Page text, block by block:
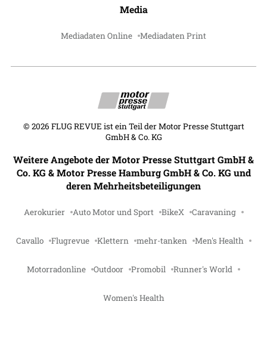
Media
Mediadaten Online Mediadaten Print
© 2026 FLUG REVUE ist ein Teil der Motor Presse Stuttgart
GmbH & Co. KG
Weitere Angebote der Motor Presse Stuttgart GmbH &
Co. KG & Motor Presse Hamburg GmbH & Co. KG und
deren Mehrheitsbeteiligungen
Aerokurier Auto Motor und Sport BikeX Caravaning
Cavallo Flugrevue Klettern mehr-tanken Men's Health
Motorradonline Outdoor Promobil Runner's World
Women's Health